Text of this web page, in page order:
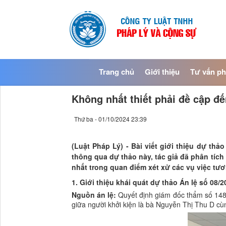
Trang chủ Giới thiệu Tư vấn
Không nhất thiết phải đề cập
Thứ ba - 01/10/2024 23:39
(Luật Pháp Lý) - Bài viết giới thiệu dự
thông qua dự thảo này, tác giả đã phân
nhất trong quan điểm xét xử các vụ việc
1. Giới thiệu khái quát dự thảo Án lệ số 08/
Nguồn án lệ:Quyết định giám đốc thẩm số
giữa người khởi kiện là bà Nguyễn Thị Thu D